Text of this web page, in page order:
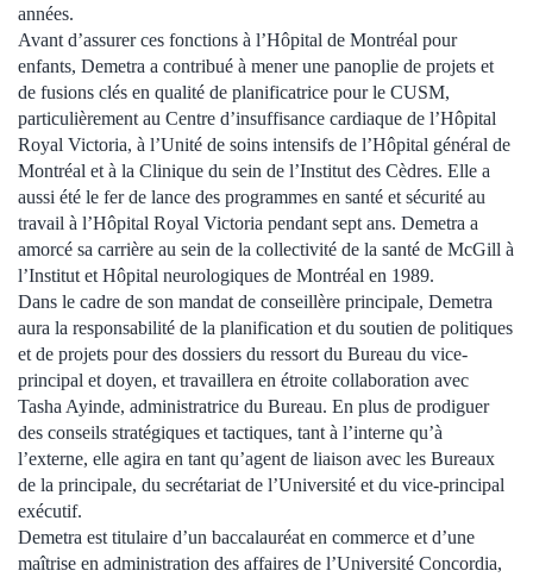
années.
Avant d’assurer ces fonctions à l’Hôpital de Montréal pour
enfants, Demetra a contribué à mener une panoplie de projets et
de fusions clés en qualité de planificatrice pour le CUSM,
particulièrement au Centre d’insuffisance cardiaque de l’Hôpital
Royal Victoria, à l’Unité de soins intensifs de l’Hôpital général de
Montréal et à la Clinique du sein de l’Institut des Cèdres. Elle a
aussi été le fer de lance des programmes en santé et sécurité au
travail à l’Hôpital Royal Victoria pendant sept ans. Demetra a
amorcé sa carrière au sein de la collectivité de la santé de McGill à
l’Institut et Hôpital neurologiques de Montréal en 1989.
Dans le cadre de son mandat de conseillère principale, Demetra
aura la responsabilité de la planification et du soutien de politiques
et de projets pour des dossiers du ressort du Bureau du vice-
principal et doyen, et travaillera en étroite collaboration avec
Tasha Ayinde, administratrice du Bureau. En plus de prodiguer
des conseils stratégiques et tactiques, tant à l’interne qu’à
l’externe, elle agira en tant qu’agent de liaison avec les Bureaux
de la principale, du secrétariat de l’Université et du vice-principal
exécutif.
Demetra est titulaire d’un baccalauréat en commerce et d’une
maîtrise en administration des affaires de l’Université Concordia,